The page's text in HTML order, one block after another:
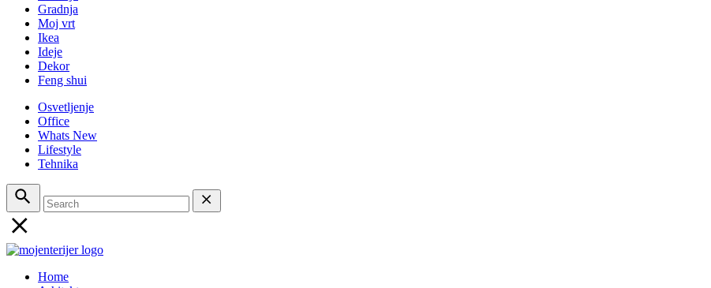
Gradnja
Moj vrt
Ikea
Ideje
Dekor
Feng shui
Osvetljenje
Office
Whats New
Lifestyle
Tehnika
Home